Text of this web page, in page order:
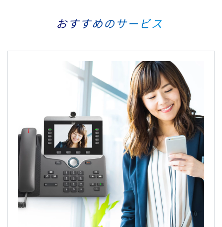
おすすめのサービス